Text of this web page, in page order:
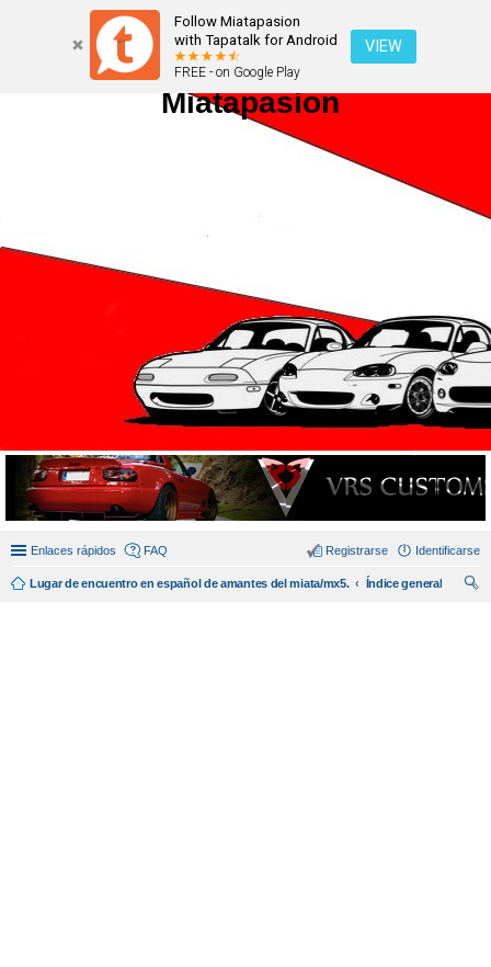
Follow Miatapasion
with Tapatalk for Android
FREE - on Google Play
VIEW
Miatapasion
Enlaces rápidos FAQ Identificarse
Registrarse
Lugar de encuentro en español de amantes del miata/mx5.
Índice general